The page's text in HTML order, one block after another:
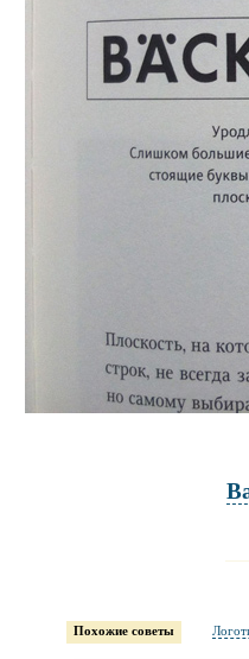
Электронная
Похожие советы